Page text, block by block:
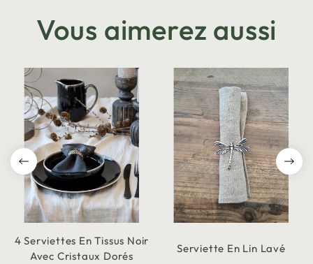
Vous aimerez aussi
4 Serviettes En Tissus Noir
Avec Cristaux Dorés
Serviette En Lin Lavé